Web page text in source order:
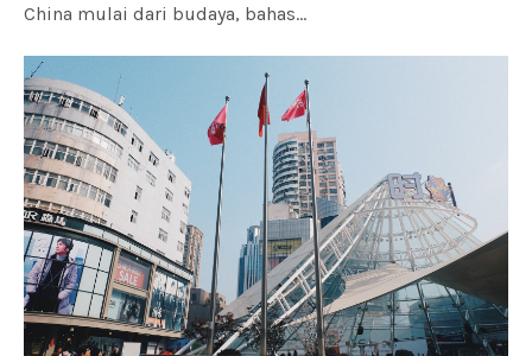
China mulai dari budaya, bahas...